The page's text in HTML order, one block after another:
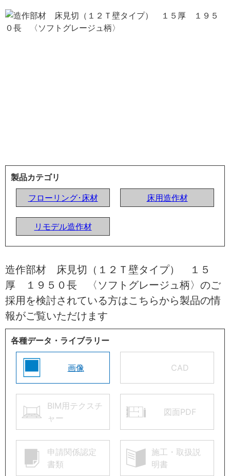
製品カテゴリ
フローリング･床材
床用造作材
リモデル造作材
造作部材 床見切（１２Ｔ壁タイプ） １５
厚 １９５０長 〈ソフトグレージュ柄〉のご
採用を検討されている方はこちらから製品の情
報がご覧いただけます
各種データ・ライブラリー
画像 CAD
BIM用テクスチ
ャー
図面PDF
申請関係認定
書類
施工・取扱説
明書